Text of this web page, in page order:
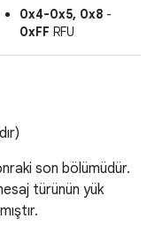
0x4-0x5, 0x8 -
0xFF RFU
son bölümüdür.
türünün yük